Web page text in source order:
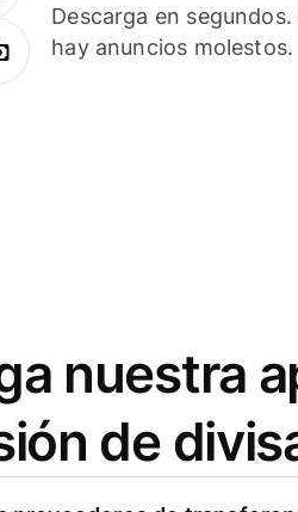
Descarga en
hay anuncios molestos.
nuestra
de